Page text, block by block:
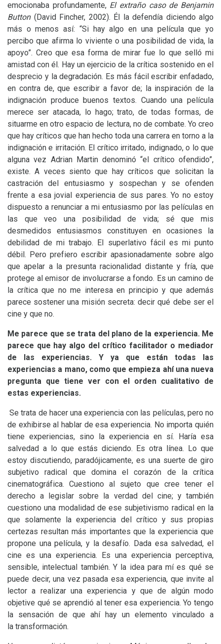
emocionaba profundamente, El extraño caso de Benjamin
Button(David Fincher, 2002). Él la defendía diciendo algo
más o menos así: “Si hay algo en una película que yo
percibo que afirma lo viviente o una posibilidad de vida, la
apoyo”. Creo que esa forma de mirar fue lo que selló mi
amistad con él. Hay un ejercicio de la crítica sostenido en el
desprecio y la degradación. Es más fácil escribir enfadado,
en contra de, que escribir a favor de; la inspiración de la
indignación produce buenos textos. Cuando una película
merece ser atacada, lo hago; trato, de todas formas, de
situarme en otro espacio de lectura, no de combate. Yo creo
que hay críticos que han hecho toda una carrera en torno a la
indignación e irritación. El crítico irritado, indignado, o lo que
alguna vez Adrian Martin denominó “el crítico ofendido”,
existe. A veces siento que hay críticos que solicitan la
castración del entusiasmo y sospechan y se ofenden
frente a esa jovial experiencia de sus pares. Yo no estoy
dispuesto a renunciar a mi entusiasmo por las películas en
las que veo una posibilidad de vida; sé que mis
desmedidos entusiasmos constituyen en ocasiones la
debilidad de mi trabajo. El superlativo fácil es mi punto
débil. Pero prefiero escribir apasionadamente sobre algo
que apelar a la presunta racionalidad distante y fría, que
protege al emisor de involucrarse a fondo. Es un camino de
la crítica que no me interesa en principio y que además
parece sostener una misión secreta: decir qué debe ser el
cine y que no.
Me parece que se trata del plano de la experiencia. Me
parece que hay algo del crítico facilitador o mediador
de las experiencias. Y ya que están todas las
experiencias a mano, como que empieza ahí una nueva
pregunta que tiene ver con el orden cualitativo de
estas experiencias.
Se trata de hacer una experiencia con las películas, pero no
de exhibirse al hablar de esa experiencia. No importa quién
tiene experiencias, sino la experiencia en sí. Haría esa
salvedad a lo que estás diciendo. Es otra línea. Lo que
estoy discutiendo, paradójicamente, es una suerte de giro
subjetivo radical que domina el corazón de la crítica
cinematográfica. Cuestiono al sujeto que cree tener el
derecho a legislar sobre la verdad del cine; y también
cuestiono una modalidad de ese subjetivismo radical en la
que solamente la experiencia del crítico y sus propias
certezas resultan más importantes que la experiencia que
propone una película, y la desafío. Dada esa salvedad, el
cine es una experiencia. Es una experiencia perceptiva,
sensible, intelectual también. Y la idea para mí es qué se
puede decir, una vez pasada esa experiencia, que invite al
lector a realizar una experiencia y que de algún modo
objetive qué se aprendió al tener esa experiencia. Yo tengo
la sensación de que ahí hay un elemento vinculado a
la transformación.